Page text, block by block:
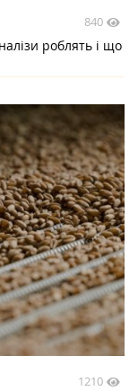
840
роблять і що
1210